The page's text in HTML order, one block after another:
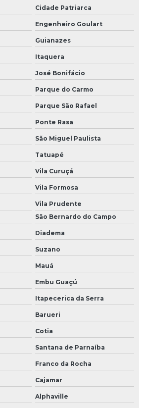
Cidade Patriarca
Engenheiro Goulart
Guianazes
Itaquera
José Bonifácio
Parque do Carmo
Parque São Rafael
Ponte Rasa
São Miguel Paulista
Tatuapé
Vila Curuçá
Vila Formosa
Vila Prudente
São Bernardo do Campo
Diadema
Suzano
Mauá
Embu Guaçú
Itapecerica da Serra
Barueri
Cotia
Santana de Parnaíba
Franco da Rocha
Cajamar
Alphaville